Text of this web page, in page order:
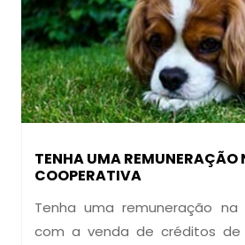
TENHA UMA REMUNERAÇÃO
COOPERATIVA
Tenha uma remuneração na
com a venda de créditos de